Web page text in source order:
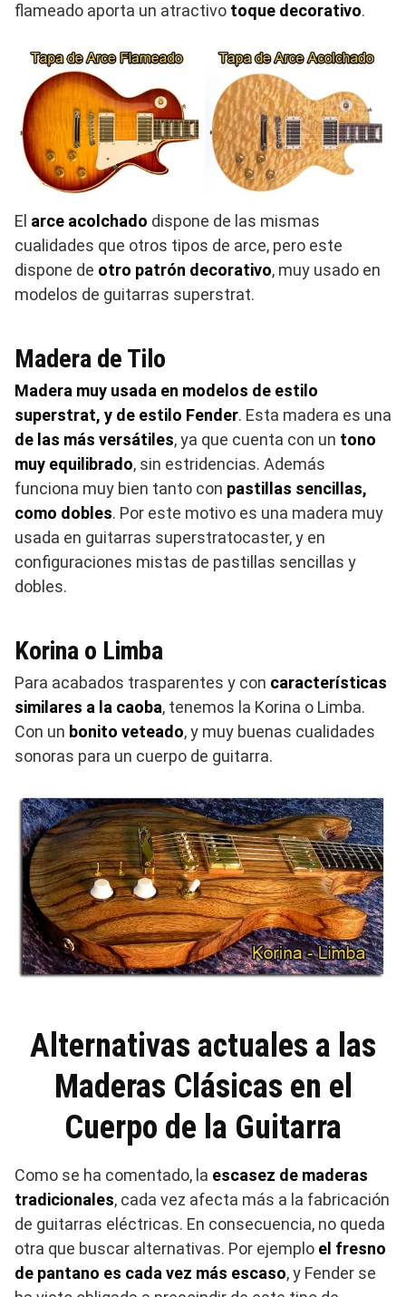
flameado aporta un atractivo toque decorativo.
El arce acolchado dispone de las mismas
cualidades que otros tipos de arce, pero este
dispone de otro patrón decorativo, muy usado en
modelos de guitarras superstrat.
Madera de Tilo
Madera muy usada en modelos de estilo
superstrat, y de estilo Fender. Esta madera es una
de las más versátiles, ya que cuenta con un tono
muy equilibrado, sin estridencias. Además
funciona muy bien tanto con pastillas sencillas,
como dobles. Por este motivo es una madera muy
usada en guitarras superstratocaster, y en
configuraciones mistas de pastillas sencillas y
dobles.
Korina o Limba
Para acabados trasparentes y con características
similares a la caoba, tenemos la Korina o Limba.
Con un bonito veteado, y muy buenas cualidades
sonoras para un cuerpo de guitarra.
Alternativas actuales a las
Maderas Clásicas en el
Cuerpo de la Guitarra
Como se ha comentado, la escasez de maderas
tradicionales, cada vez afecta más a la fabricación
de guitarras eléctricas. En consecuencia, no queda
otra que buscar alternativas. Por ejemplo el fresno
de pantano es cada vez más escaso, y Fender se